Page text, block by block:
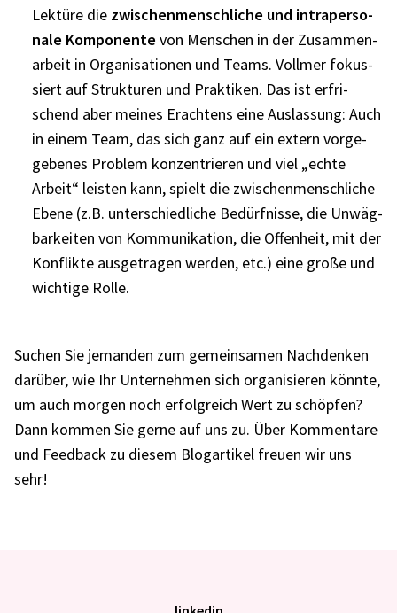
Lektüre die zwischen­mensch­li­che und intra­per­so­
nale Kompo­nente von Menschen in der Zusam­men­
ar­beit in Orga­ni­sa­tio­nen und Teams. Voll­mer fokus­
siert auf Struk­tu­ren und Prak­ti­ken. Das ist erfri­
schend aber meines Erach­tens eine Auslas­sung: Auch
in einem Team, das sich ganz auf ein extern vorge­
ge­be­nes Problem konzen­trie­ren und viel „echte
Arbeit“ leis­ten kann, spielt die zwischen­mensch­li­che
Ebene (z.B. unter­schied­li­che Bedürf­nisse, die Unwäg­
bar­kei­ten von Kommu­ni­ka­tion, die Offen­heit, mit der
Konflikte ausge­tra­gen werden, etc.) eine große und
wich­tige Rolle.
Suchen Sie jeman­den zum gemein­sa­men Nach­den­ken
darüber, wie Ihr Unter­neh­men sich orga­ni­sie­ren könnte,
um auch morgen noch erfolg­reich Wert zu schöp­fen?
Dann kommen Sie gerne auf uns zu. Über Kommen­tare
und Feed­back zu diesem Blog­ar­ti­kel freuen wir uns
sehr!